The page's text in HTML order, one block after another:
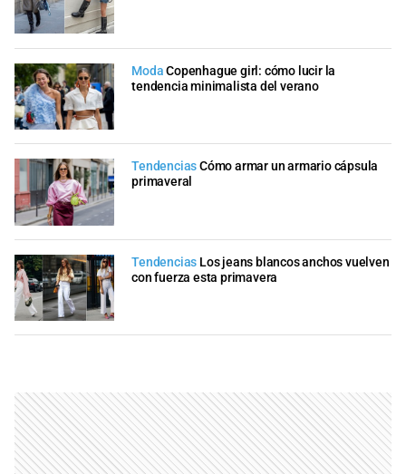
ModaCopenhague girl: cómo lucir la
tendencia minimalista del verano
TendenciasCómo armar un armario cápsula
primaveral
Tendencias Los jeans blancos anchos vuelven
con fuerza esta primavera